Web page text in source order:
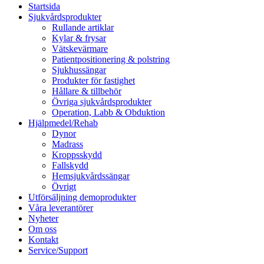
Startsida
Sjukvårdsprodukter
Rullande artiklar
Kylar & frysar
Vätskevärmare
Patientpositionering & polstring
Sjukhussängar
Produkter för fastighet
Hållare & tillbehör
Övriga sjukvårdsprodukter
Operation, Labb & Obduktion
Hjälpmedel/Rehab
Dynor
Madrass
Kroppsskydd
Fallskydd
Hemsjukvårdssängar
Övrigt
Utförsäljning demoprodukter
Våra leverantörer
Nyheter
Om oss
Kontakt
Service/Support